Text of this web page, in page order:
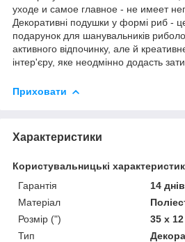
уходе и самое главное - не имеет
Декоративні подушки у формі риб -
подарунок для шанувальників
активного відпочинку, але й
інтер'єру, яке неодмінно додасть
Приховати
Характеристики
Користувальницькі
Гарантія
14 днів
Матеріал
Розмір (")
35 х
Тип